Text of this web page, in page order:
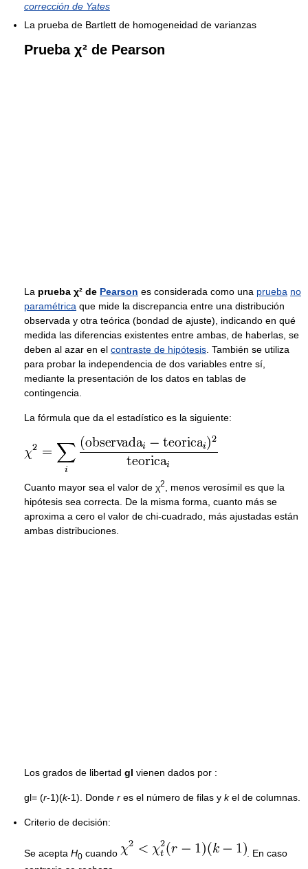
corrección de Yates
La prueba de Bartlett de homogeneidad de varianzas
Prueba χ² de Pearson
La prueba χ² de Pearson es considerada como una prueba no
paramétrica que mide la discrepancia entre una distribución
observada y otra teórica (bondad de ajuste), indicando en qué
medida las diferencias existentes entre ambas, de haberlas, se
deben al azar en el contraste de hipótesis . También se utiliza
para probar la independencia de dos variables entre sí,
mediante la presentación de los datos en tablas de
contingencia.
La fórmula que da el estadístico es la siguiente:
Cuanto mayor sea el valor de χ2
, menos verosímil es que la
hipótesis sea correcta. De la misma forma, cuanto más se
aproxima a cero el valor de chi-cuadrado, más ajustadas están
ambas distribuciones.
Los grados de libertad gl vienen dados por :
gl= (r-1)(k-1). Donde r es el número de filas y kel de columnas.
Criterio de decisión:
Se acepta H0 cuando
. En caso